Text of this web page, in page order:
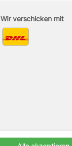
Wir verschicken mit